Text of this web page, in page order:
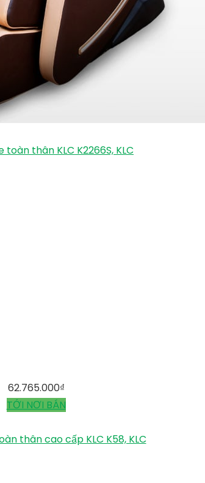
toàn thân KLC K2266S, KLC
62.765.000₫
TỚI NƠI BÁN
thân cao cấp KLC K58, KLC